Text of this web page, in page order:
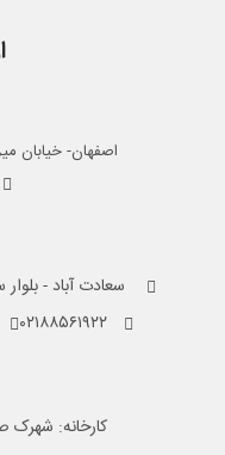
اصفهان- خیابان میر، کوی ۳۰ (کهنسال)،
سعادت آباد - بلوار سعادت
۰۲۱۸۸۵۶۱۹۲۲
کارخانه: شهرک